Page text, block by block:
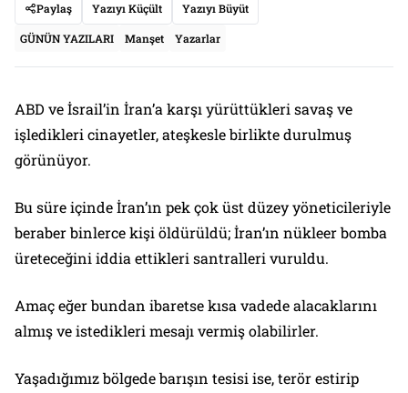
Paylaş
Yazıyı Küçült Yazıyı Büyüt
GÜNÜN YAZILARI Manşet Yazarlar
ABD ve İsrail’in İran’a karşı yürüttükleri savaş ve
işledikleri cinayetler, ateşkesle birlikte durulmuş
görünüyor.
Bu süre içinde İran’ın pek çok üst düzey yöneticileriyle
beraber binlerce kişi öldürüldü; İran’ın nükleer bomba
üreteceğini iddia ettikleri santralleri vuruldu.
Amaç eğer bundan ibaretse kısa vadede alacaklarını
almış ve istedikleri mesajı vermiş olabilirler.
Yaşadığımız bölgede barışın tesisi ise, terör estirip